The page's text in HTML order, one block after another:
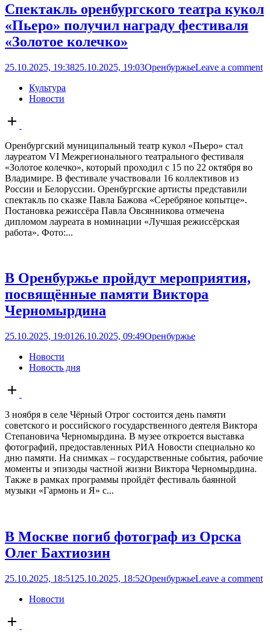
Спектакль оренбургского театра кукол
«Пьеро» получил награду фестиваля
«Золотое колечко»
25.10.2025, 19:3825.10.2025, 19:03ОренбуржьеLeave a comment
Культура
Новости
Open
post
Оренбургский муниципальный театр кукол «Пьеро» стал
лауреатом VI Межрегионального театрального фестиваля
«Золотое колечко», который проходил с 15 по 22 октября во
Владимире. В фестивале участвовали 16 коллективов из
России и Белоруссии. Оренбургские артисты представили
спектакль по сказке Павла Бажова «Серебряное копытце».
Постановка режиссёра Павла Овсянникова отмечена
дипломом лауреата в номинации «Лучшая режиссёрская
работа». Фото:...
В Оренбуржье пройдут мероприятия,
посвящённые памяти Виктора
Черномырдина
25.10.2025, 19:01 26.10.2025, 09:49Оренбуржье
Новости
Новость дня
Open
post
3 ноября в селе Чёрный Отрог состоится день памяти
советского и российского государственного деятеля Виктора
Степановича Черномырдина. В музее откроется выставка
фотографий, предоставленных РИА Новости специально ко
дню памяти. На снимках – государственные события, рабочие
моменты и эпизоды частной жизни Виктора Черномырдина.
Также в рамках программы пройдёт фестиваль баянной
музыки «Гармонь и Я» с...
В Москве погиб фотограф из Орска
Олег Бахтиозин
25.10.2025, 18:51 25.10.2025, 18:52ОренбуржьеLeave a comment
Новости
Open
post